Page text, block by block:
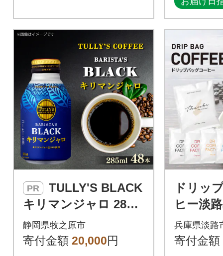
PR
キリマンジャロ 285m
l×48本(2ケース)【複
数個口で配送】
静岡県牧之原市
寄付金額 20,000円
ドリッ
ヒー淡
セット
み比べ
兵庫県淡路
寄付金額